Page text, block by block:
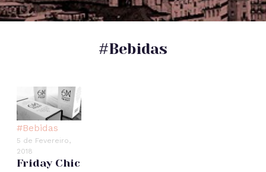
#Bebidas
#Bebidas
5 de Fevereiro,
2018
Friday Chic